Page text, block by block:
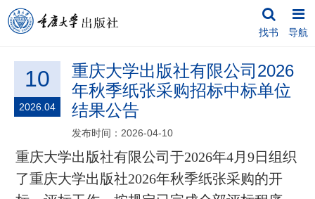
找书 导航
10
2026.04
重庆大学出版社有限公司2026
年秋季纸张采购招标中标单位
结果公告
发布时间：2026-04-10
重庆大学出版社有限公司于2026年4月9日组织
了重庆大学出版社2026年秋季纸张采购的开